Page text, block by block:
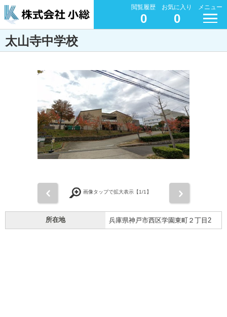
閲覧履歴
0
お気に入り
0
メニュー
太山寺中学校
画像タップで拡大表示【1/1】
所在地 兵庫県神戸市西区学園東町２丁目2